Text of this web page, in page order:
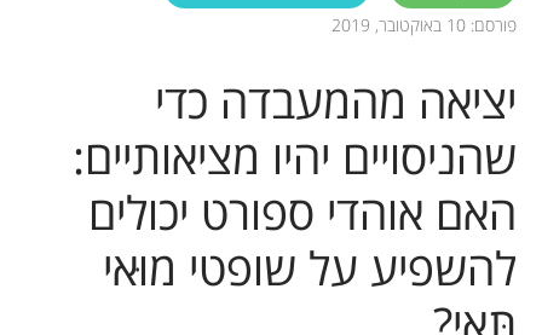
o
n
t
השתתפות
פורסם: 10 באוקטובר, 2019
יציאה מהמעבדה כדי
שהניסויים יהיו מציאותיים:
האם אוהדי ספורט יכולים
להשפיע על שופטי מוּאי